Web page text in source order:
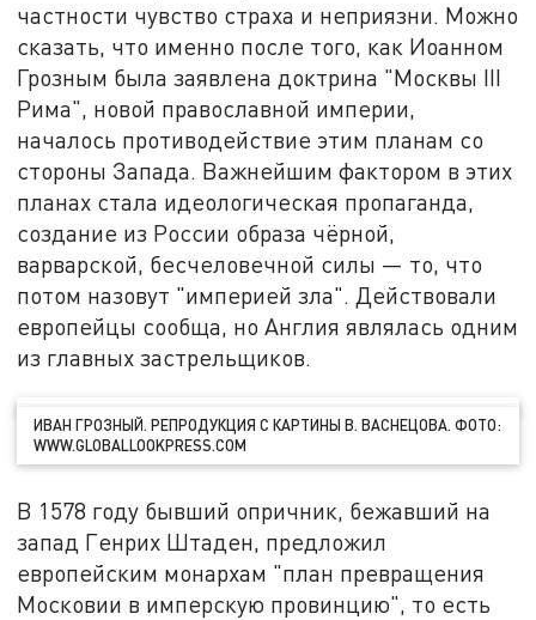
частности чувство страха и неприязни. Можно
сказать, что именно после того, как Иоанном
Грозным была заявлена доктрина "Москвы III
Рима", новой православной империи,
началось противодействие этим планам со
стороны Запада. Важнейшим фактором в этих
планах стала идеологическая пропаганда,
создание из России образа чёрной,
варварской, бесчеловечной силы — то, что
потом назовут "империей зла". Действовали
европейцы сообща, но Англия являлась одним
из главных застрельщиков.
ИВАН ГРОЗНЫЙ. РЕПРОДУКЦИЯ С КАРТИНЫ В. ВАСНЕЦОВА. ФОТО:
WWW.GLOBALLOOKPRESS.COM
В 1578 году бывший опричник, бежавший на
запад Генрих Штаден, предложил
европейским монархам "план превращения
Московии в имперскую провинцию", то есть